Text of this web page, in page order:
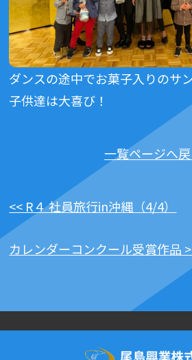
ダンスの途中でお菓子入りのサ
子供達は大喜び！
一覧ページへ
<< R４ 社員旅行in沖縄（4/4）
カレンダーコンクール受賞作品